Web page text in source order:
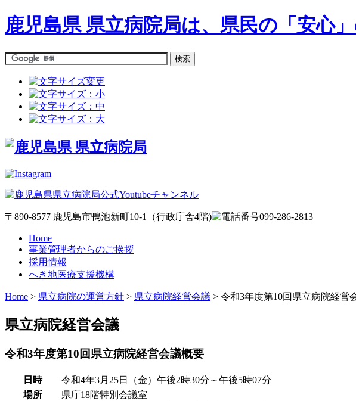
鹿児島県 県立病院局は、県民の「安心
〒890-8577 鹿児島市鴨池新町10-1（行政庁舎4階)
Home
事業管理者からのご挨拶
採用情報
へき地医療支援機構
Home > 県立病院の運営方針 > 県立病院経営会議 > 令和3年度第10回県立病院経営
県立病院経営会議
令和3年度第10回県立病院経営会議概要
日時
令和4年3月25日（金）午後2時30分～午後5時07分
場所
県庁18階特別会議室